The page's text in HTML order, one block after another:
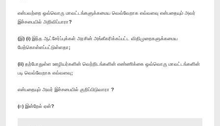
என்பவற்றை ஒவ்வொரு மாவட்டங்களுக்கமைய வெவ்வேறாக எவ்வளவு என்பதையும் அவர்
இச்சபையில் அறிவிப்பாரா?
(இ) (i) இந்த ஆட்சேர்ப்புக்கள் அரசின் அங்கீகரிக்கப்பட்ட விதிமுறைகளுக்கமைய
மேற்கொள்ளப்பட்டுள்ளதா;
(ii) தற்போதுள்ள ஊழியர்களின் வெற்றிடங்களின் எண்ணிக்கை ஒவ்வொரு மாவட்டங்களின்
படி வெவ்வேறாக எவ்வளவு;
என்பதையும் அவர் இச்சபையில் குறிப்பிடுவாரா ?
(ஈ) இன்றேல் ஏன்?